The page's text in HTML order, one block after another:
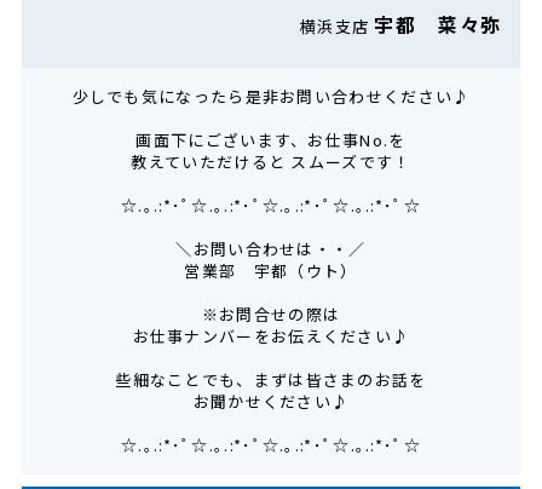
横浜支店 宇都 菜々弥
少しでも気になったら是非お問い合わせください♪
画面下にございます、お仕事No.を
教えていただけると スムーズです！
☆.｡.:*･ﾟ☆.｡.:*･ﾟ☆.｡.:*･ﾟ☆.｡.:*･ﾟ☆
＼お問い合わせは・・／
営業部 宇都（ウト）
※お問合せの際は
お仕事ナンバーをお伝えください♪
些細なことでも、まずは皆さまのお話を
お聞かせください♪
☆.｡.:*･ﾟ☆.｡.:*･ﾟ☆.｡.:*･ﾟ☆.｡.:*･ﾟ☆